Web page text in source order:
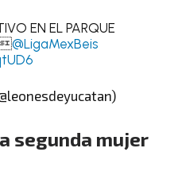
EN EL PARQUE
@LigaMexBeis
segunda mujer